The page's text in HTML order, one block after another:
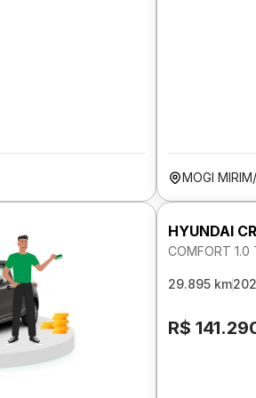
MOGI
HYUNDAI
COMFORT 1.0
29.895 km
R$